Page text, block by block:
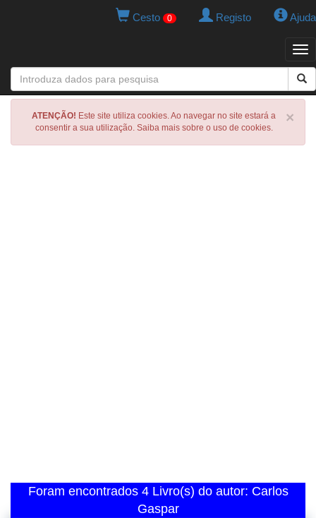
Cesto 0 Registo Ajuda
×
ATENÇÃO! Este site utiliza cookies. Ao navegar no site estará a
consentir a sua utilização. Saiba mais sobre o uso de cookies.
Foram encontrados 4 Livro(s) do autor: Carlos
Gaspar